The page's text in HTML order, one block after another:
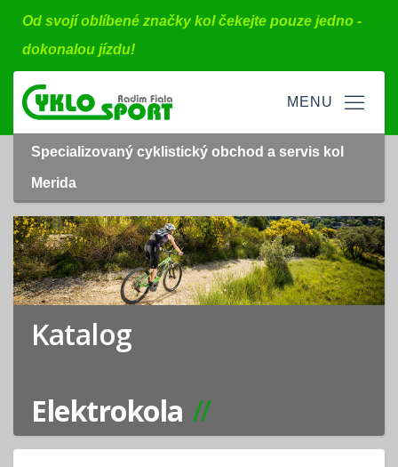
Od svojí oblíbené značky kol čekejte pouze jedno -
dokonalou jízdu!
Specializovaný cyklistický obchod a servis kol
Merida
Katalog
Elektrokola